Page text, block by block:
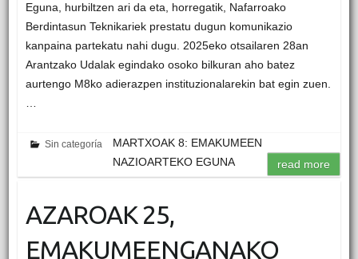
Eguna, hurbiltzen ari da eta, horregatik, Nafarroako
Berdintasun Teknikariek prestatu dugun komunikazio
kanpaina partekatu nahi dugu. 2025eko otsailaren 28an
Arantzako Udalak egindako osoko bilkuran aho batez
aurtengo M8ko adierazpen instituzionalarekin bat egin zuen.
Sin categoría
MARTXOAK 8: EMAKUMEEN
NAZIOARTEKO EGUNA
read more
AZAROAK 25,
EMAKUMEENGANAKO